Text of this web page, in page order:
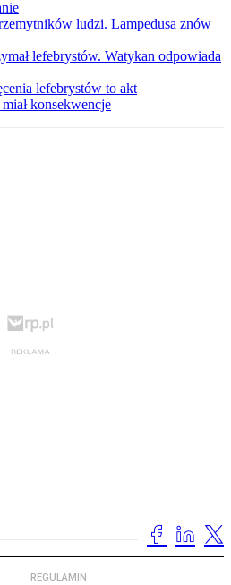
ludzi. Lampedusa znów
lefebrystów. Watykan odpowiada
lefebrystów to akt
konsekwencje
REGULAMIN